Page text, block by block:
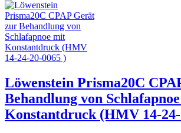
Löwenstein Prisma20C
Behandlung von
Konstantdruck (HMV 14-24-